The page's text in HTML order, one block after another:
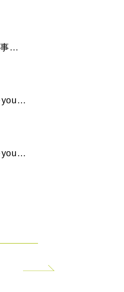
河北新報（2023年6月3日発刊）に新会長就任 我妻英倫のインタビュー記事が掲載
第17回コールセンターオペレーターコンテストの模様(ダイジェスト版)をyoutubeにて公開いたしました！
第16回コールセンターオペレーターコンテストの模様(ダイジェスト版)をyoutubeにて公開いたしました！